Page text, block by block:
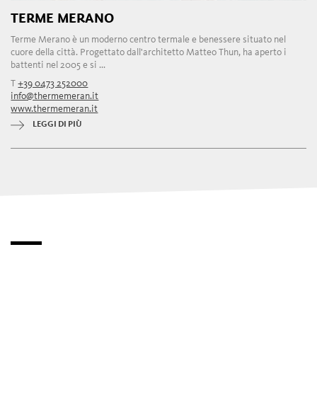
TERME MERANO
Terme Merano è un moderno centro termale e benessere situato nel
cuore della città. Progettato dall'architetto Matteo Thun, ha aperto i
battenti nel 2005 e si ...
T+39 0473 252000
info@thermemeran.it
www.thermemeran.it
LEGGI DI PIÙ